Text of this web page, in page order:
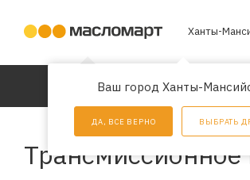
Ханты-
Ваш город Ханты-
ДА, ВСЕ ВЕРНО ВЫБРАТЬ
КАТАЛОГ
Трансмиссионное